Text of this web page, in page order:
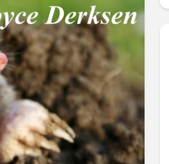
Deken
Mulderstraat
wordt
2026
klaar voor
deelt
uit
Ontmoet Huubke:
Het nieuwe gezicht
van onze events!
Komkommertijd op
Angerse basisschool:
‘Eerste groenten
geoogst’
28 juli 2026